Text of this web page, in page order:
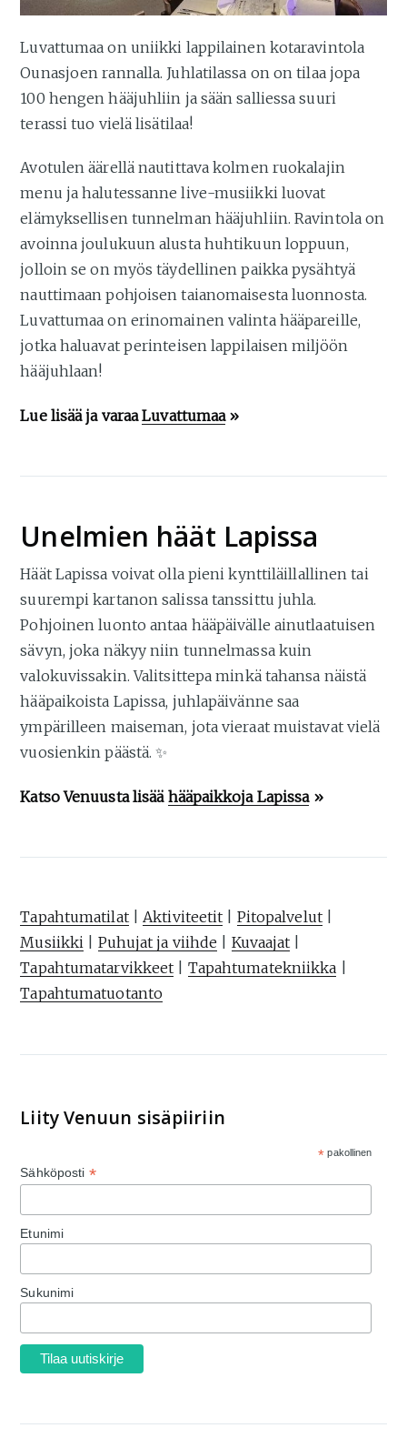
Luvattumaa on uniikki lappilainen kotaravintola
Ounasjoen rannalla. Juhlatilassa on on tilaa jopa
100 hengen hääjuhliin ja sään salliessa suuri
terassi tuo vielä lisätilaa!
Avotulen äärellä nautittava kolmen ruokalajin
menu ja halutessanne live-musiikki luovat
elämyksellisen tunnelman hääjuhliin. Ravintola on
avoinna joulukuun alusta huhtikuun loppuun,
jolloin se on myös täydellinen paikka pysähtyä
nauttimaan pohjoisen taianomaisesta luonnosta.
Luvattumaa on erinomainen valinta hääpareille,
jotka haluavat perinteisen lappilaisen miljöön
hääjuhlaan!
Lue lisää ja varaaLuvattumaa»
Unelmien häät Lapissa
Häät Lapissa voivat olla pieni kynttiläillallinen tai
suurempi kartanon salissa tanssittu juhla.
Pohjoinen luonto antaa hääpäivälle ainutlaatuisen
sävyn, joka näkyy niin tunnelmassa kuin
valokuvissakin. Valitsittepa minkä tahansa näistä
hääpaikoista Lapissa, juhlapäivänne saa
ympärilleen maiseman, jota vieraat muistavat vielä
vuosienkin päästä. ✨
Katso Venuusta lisää hääpaikkoja Lapissa»
Tapahtumatilat|Aktiviteetit Pitopalvelut|
Musiikki
Puhujat ja viihde Kuvaajat
Tapahtumatarvikkeet
Tapahtumatekniikka
Tapahtumatuotanto
Liity Venuun sisäpiiriin
* pakollinen
Sähköposti *
Etunimi
Sukunimi